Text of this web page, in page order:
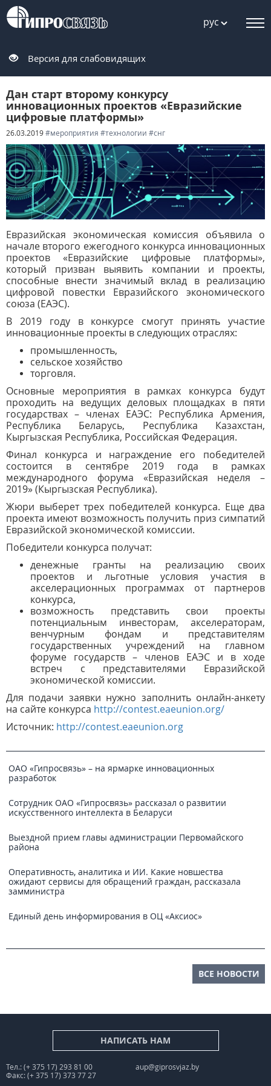
рус
Версия для слабовидящих
Дан старт второму конкурсу
инновационных проектов «Евразийские
цифровые платформы»
26.03.2019#мероприятия #технологии #снг
Евразийская экономическая комиссия объявила о
начале второго ежегодного конкурса инновационных
проектов «Евразийские цифровые платформы»,
который призван выявить компании и проекты,
способные внести значимый вклад в реализацию
цифровой повестки Евразийского экономического
союза (ЕАЭС).
В 2019 году в конкурсе смогут принять участие
инновационные проекты в следующих отраслях:
промышленность,
сельское хозяйство
торговля.
Основные мероприятия в рамках конкурса будут
проходить на ведущих деловых площадках в пяти
государствах – членах ЕАЭС: Республика Армения,
Республика Беларусь, Республика Казахстан,
Кыргызская Республика, Российская Федерация.
Финал конкурса и награждение его победителей
состоится в сентябре 2019 года в рамках
международного форума «Евразийская неделя –
2019» (Кыргызская Республика).
Жюри выберет трех победителей конкурса. Еще два
проекта имеют возможность получить приз симпатий
Евразийской экономической комиссии.
Победители конкурса получат:
денежные гранты на реализацию своих
проектов и льготные условия участия в
акселерационных программах от партнеров
конкурса,
возможность представить свои проекты
потенциальным инвесторам, акселераторам,
венчурным фондам и представителям
государственных учреждений на главном
форуме государств – членов ЕАЭС и в ходе
встреч с представителями Евразийской
экономической комиссии.
Для подачи заявки нужно заполнить онлайн-анкету
на сайте конкурса http://contest.eaeunion.org/
Источник: http://contest.eaeunion.org
ОАО «Гипросвязь» – на ярмарке инновационных
разработок
Сотрудник ОАО «Гипросвязь» рассказал о развитии
искусственного интеллекта в Беларуси
Выездной прием главы администрации Первомайского
района
Оперативность, аналитика и ИИ. Какие новшества
ожидают сервисы для обращений граждан, рассказала
замминистра
Единый день информирования в ОЦ «Аксиос»
ВСЕ НОВОСТИ
НАПИСАТЬ НАМ
Тел.: (+ 375 17) 293 81 00
Факс: (+ 375 17) 373 77 27
aup@giprosvjaz.by